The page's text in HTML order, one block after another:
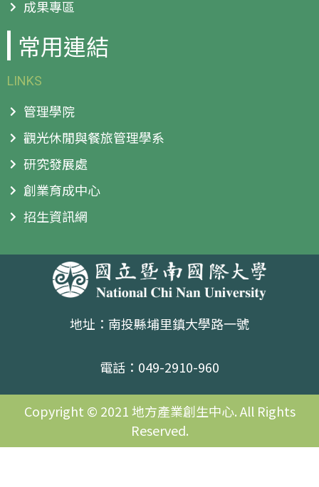
成果專區
常用連結
LINKS
管理學院
觀光休閒與餐旅管理學系
研究發展處
創業育成中心
招生資訊網
地址：南投縣埔里鎮大學路一號
電話：049-2910-960
Copyright © 2021 地方產業創生中心. All Rights
Reserved.